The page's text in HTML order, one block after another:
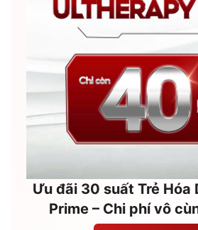
Ưu đãi 30 suất Trẻ Hóa
Prime – Chi phí vô